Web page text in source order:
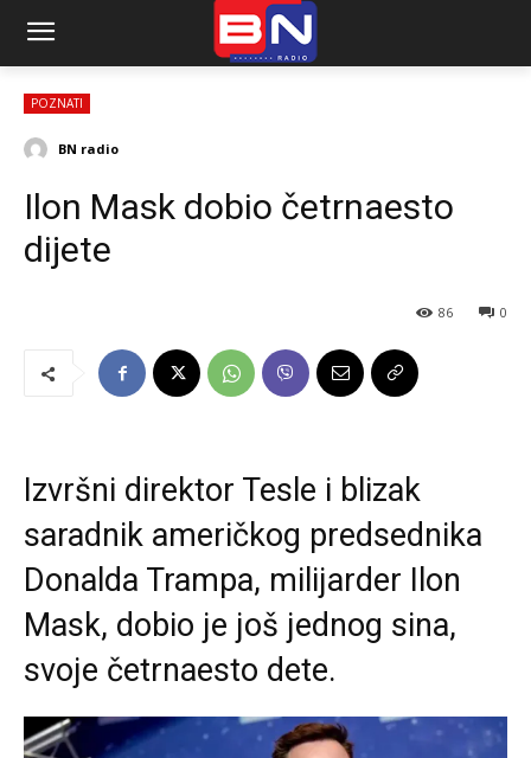
POZNATI
BN radio
Ilon Mask dobio četrnaesto
dijete
0
86
Izvršni direktor Tesle i blizak
saradnik američkog predsednika
Donalda Trampa, milijarder Ilon
Mask, dobio je još jednog sina,
svoje četrnaesto dete.